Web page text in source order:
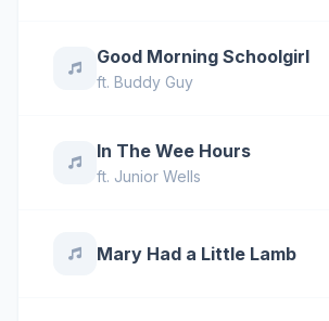
Good Morning Schoolgirl
ft. Buddy Guy
In The Wee Hours
ft. Junior Wells
Mary Had a Little Lamb